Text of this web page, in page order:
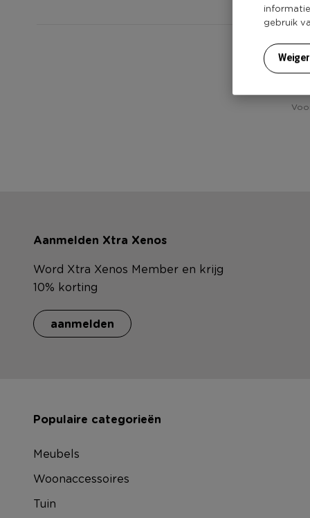
gebruik
Aanmelden Xtra Xenos
Word Xtra Xenos Member en krijg
10% korting
aanmelden
Populaire categorieën
Meubels
Woonaccessoires
Tuin